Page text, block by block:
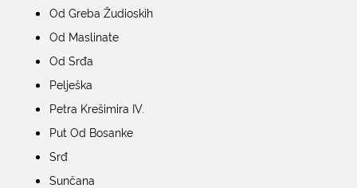
Od Greba Žudioskih
Od Maslinate
Od Srđa
Pelješka
Petra Krešimira IV.
Put Od Bosanke
Srđ
Sunčana